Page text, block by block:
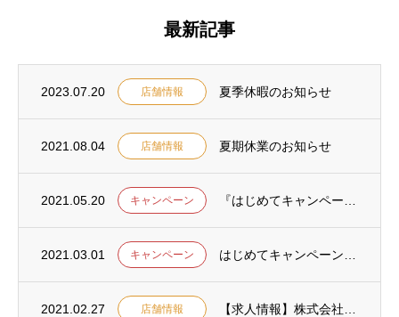
最新記事
2023.07.20 店舗情報 夏季休暇のお知らせ
2021.08.04 店舗情報 夏期休業のお知らせ
2021.05.20 キャンペーン
2021.03.01 キャンペーン
2021.02.27 店舗情報